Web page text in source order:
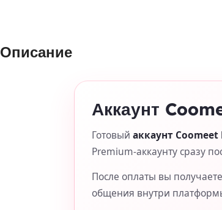
Описание
Аккаунт
Готовый аккаунт
Premium-аккаунту сразу
После оплаты вы
общения внутри